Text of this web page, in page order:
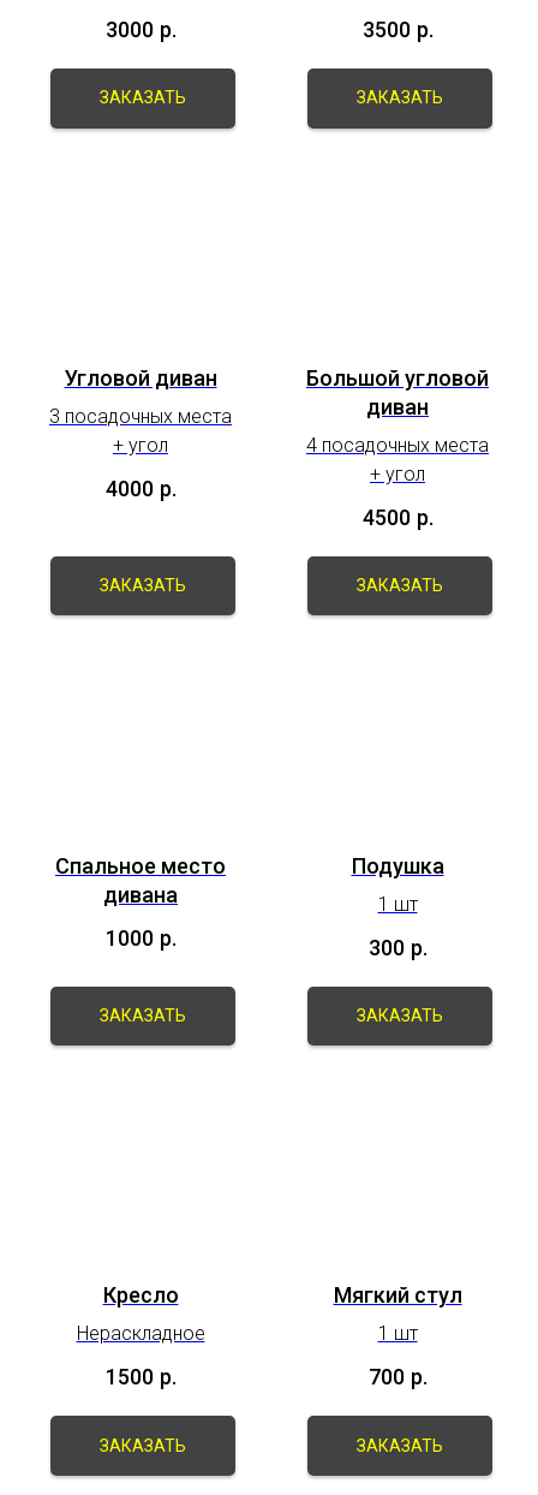
3000 р.
ЗАКАЗАТЬ
3500 р.
ЗАКАЗАТЬ
Угловой диван
3 посадочных места
+ угол
4000 р.
ЗАКАЗАТЬ
Большой угловой
диван
4 посадочных места
+ угол
4500 р.
ЗАКАЗАТЬ
Спальное место
дивана
1000 р.
ЗАКАЗАТЬ
Подушка
1 шт
300 р.
ЗАКАЗАТЬ
Кресло
Нераскладное
1500 р.
ЗАКАЗАТЬ
Мягкий стул
1 шт
700 р.
ЗАКАЗАТЬ